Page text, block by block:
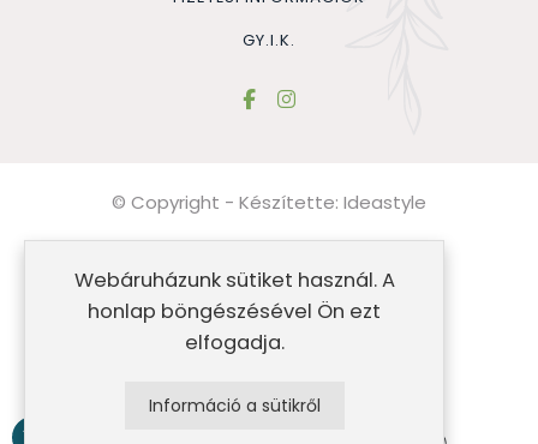
GY.I.K.
© Copyright - Készítette: Ideastyle
Általános szerződési feltételek
Impresszum
Adatvédelmi nyilatkozat
Webáruházunk sütiket használ. A
honlap böngészésével Ön ezt
elfogadja.
Információ a sütikről